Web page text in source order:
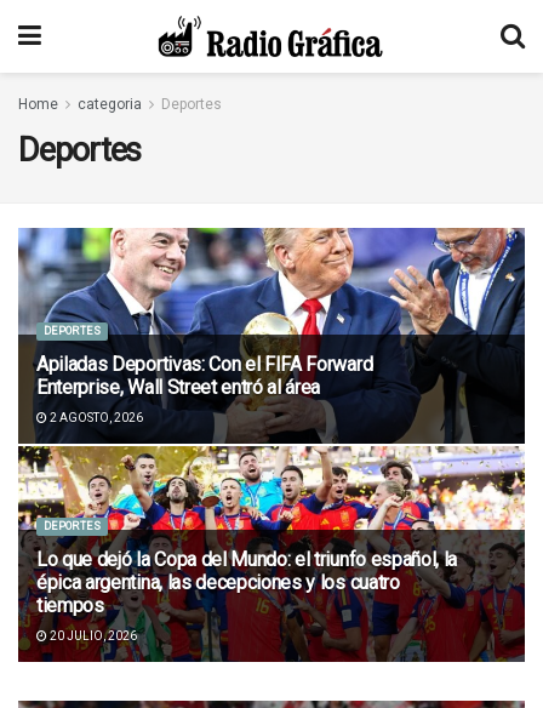
Home categoria Deportes
Deportes
DEPORTES
Apiladas Deportivas: Con el FIFA Forward
Enterprise, Wall Street entró al área
2 AGOSTO, 2026
DEPORTES
Lo que dejó la Copa del Mundo: el triunfo español, la
épica argentina, las decepciones y los cuatro
tiempos
20 JULIO, 2026